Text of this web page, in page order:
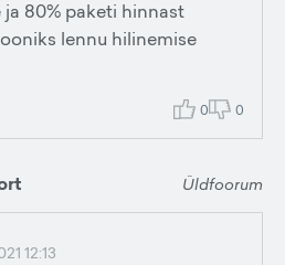
ja 80% paketi hinnast
lennu hilinemise
0 0
Üldfoorum
12:13